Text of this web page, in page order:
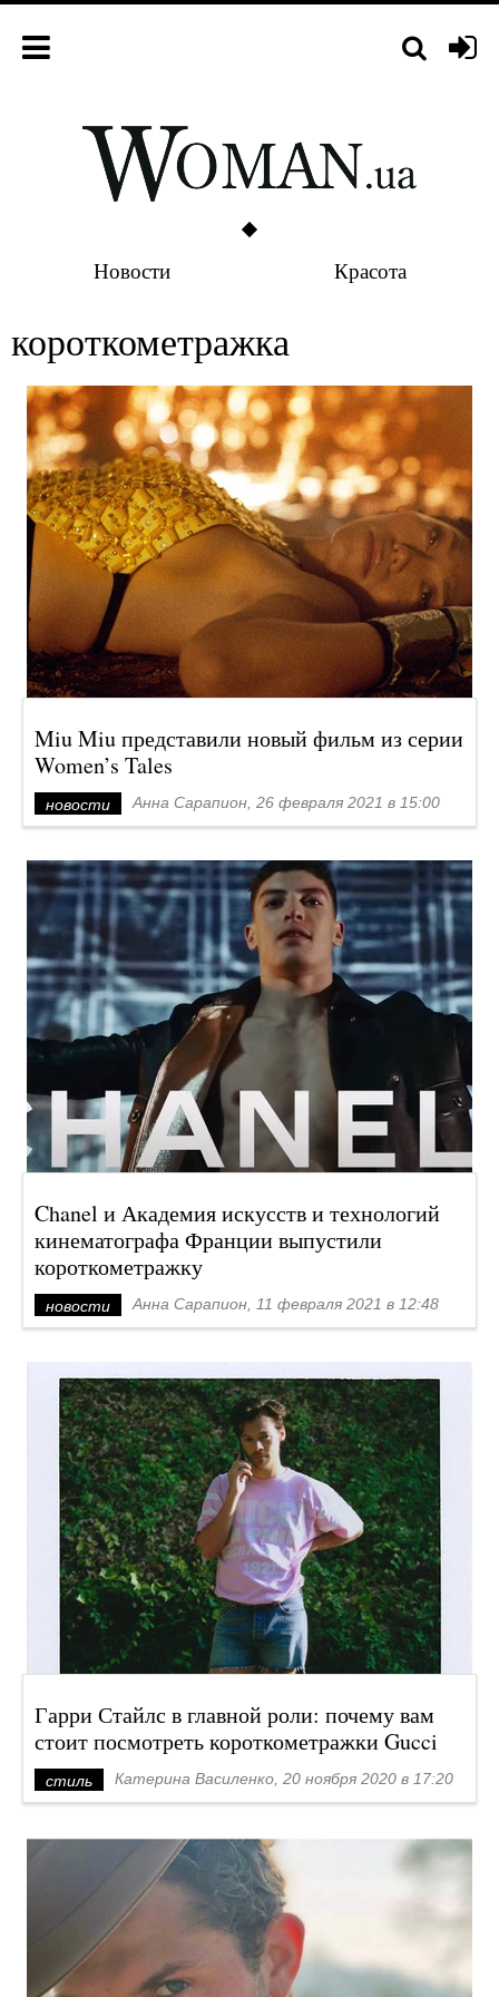
Новости Красота
короткометражка
Miu Miu представили новый фильм из серии
Women’s Tales
новости Анна Сарапион, 26 февраля 2021 в 15:00
Chanel и Академия искусств и технологий
кинематографа Франции выпустили
короткометражку
новости Анна Сарапион, 11 февраля 2021 в 12:48
Гарри Стайлс в главной роли: почему вам
стоит посмотреть короткометражки Gucci
стиль Катерина Василенко, 20 ноября 2020 в 17:20